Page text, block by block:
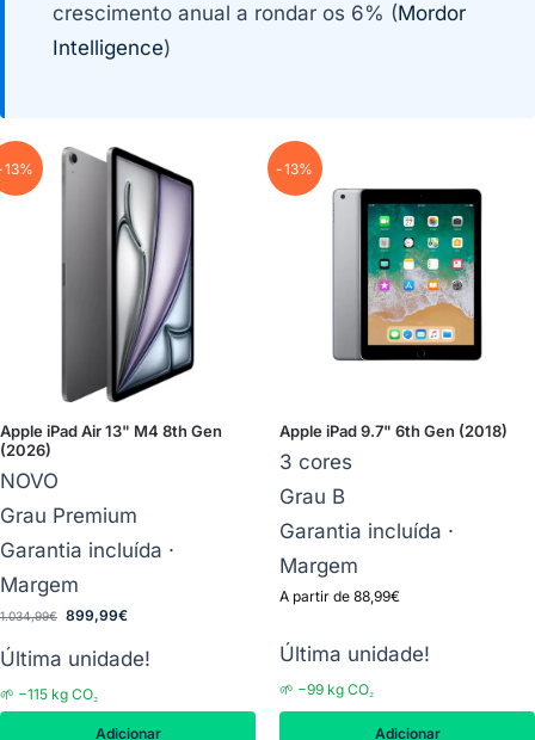
crescimento anual a rondar os 6% (Mordor
Intelligence)
Apple iPad Air 13" M4 8th Gen
(2026)
NOVO
Grau Premium
Garantia incluída ·
Margem
1.034,99€ 899,99€
Última unidade!
🌱 −115 kg CO₂
Adicionar
-13%
Apple iPad 9.7" 6th Gen (2018)
3 cores
Grau B
Garantia incluída ·
Margem
A partir de 88,99€
Última unidade!
🌱 −99 kg CO₂
Adicionar